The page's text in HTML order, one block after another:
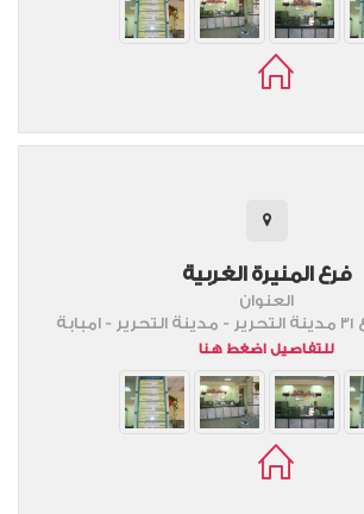
فرع المنيرة الغربية
العنوان
للتفاصيل اضغط هنا